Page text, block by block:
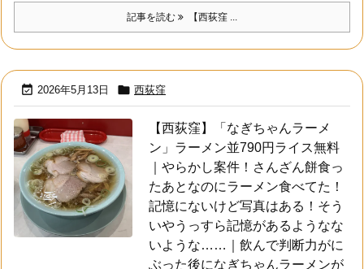
記事を読む 【西荻窪 ...
 2026年5月13日  西荻窪
【西荻窪】「なぎちゃんラーメ
ン」ラーメン並790円ライス無料
｜やらかし案件！さんざん餅食っ
たあとなのにラーメン食べてた！
記憶にないけど写真はある！そう
いやうっすら記憶があるようなな
いような……｜飲んで判断力がに
ぶった後になぎちゃんラーメンが